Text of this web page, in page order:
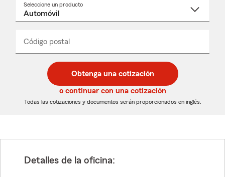
Seleccione un producto
desplegable
Código postal
de
5
dígitos
de
5
dígitos
_____
Obtenga una cotización
o continuar con una cotización
Todas las cotizaciones y documentos serán proporcionados en inglés.
Detalles de la oficina: